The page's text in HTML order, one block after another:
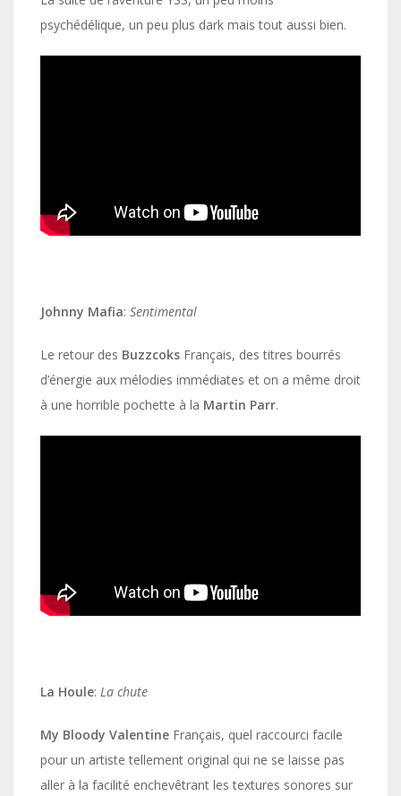
psychédélique, un peu plus dark mais tout aussi bien.
Johnny Mafia: Sentimental
Le retour des Buzzcoks Français, des titres bourrés
d’énergie aux mélodies immédiates et on a même droit
à une horrible pochette à la Martin Parr.
La Houle: La chute
My Bloody Valentine Français, quel raccourci facile
pour un artiste tellement original qui ne se laisse pas
aller à la facilité enchevêtrant les textures sonores sur